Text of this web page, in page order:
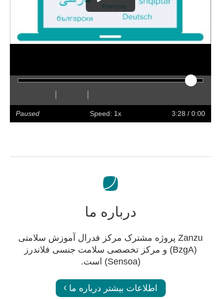
Hide
captions
|
Faster
Slower
|
full
screen
0:00
/ 3:28
Speed: 1x
Paused
درباره ما
Zanzu پروژه مشترک مرکز فدرال آموزش سلامتی
(BzgA) و مرکز تخصصی سلامت جنسی فلاندرز
(Sensoa) است.
اطلاعات بیشتر درباره ما